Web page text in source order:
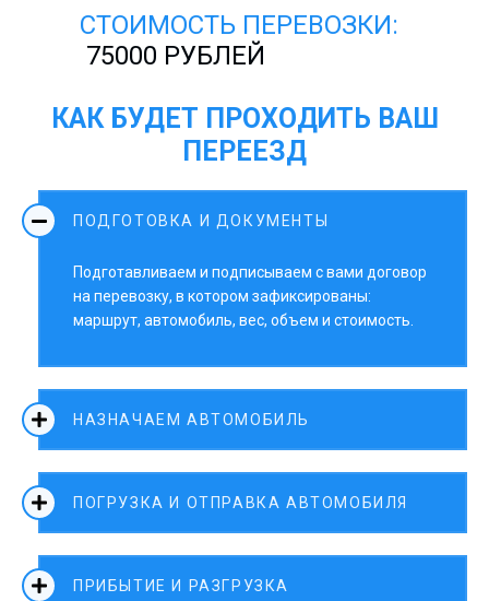
СТОИМОСТЬ ПЕРЕВОЗКИ:
75000 РУБЛЕЙ
КАК БУДЕТ ПРОХОДИТЬ ВАШ
ПЕРЕЕЗД
ПОДГОТОВКА И ДОКУМЕНТЫ
Подготавливаем и подписываем с вами договор
на перевозку, в котором зафиксированы:
маршрут, автомобиль, вес, объем и стоимость.
НАЗНАЧАЕМ АВТОМОБИЛЬ
ПОГРУЗКА И ОТПРАВКА АВТОМОБИЛЯ
ПРИБЫТИЕ И РАЗГРУЗКА